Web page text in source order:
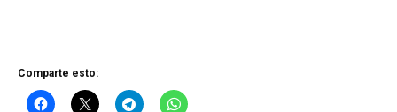
Comparte esto: